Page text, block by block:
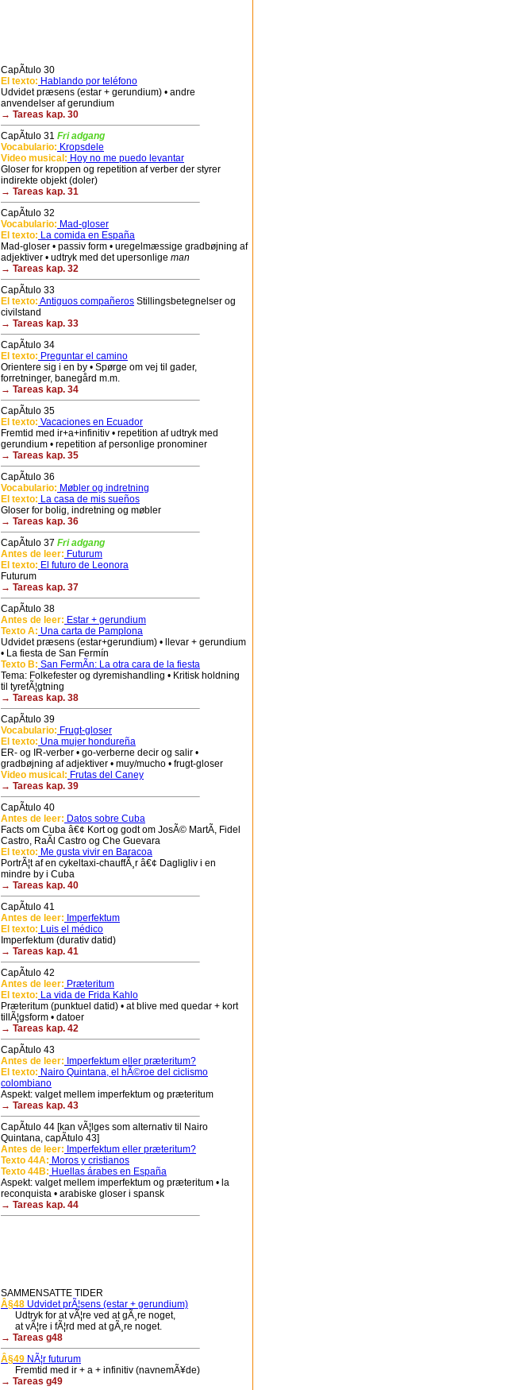
CapÃ­tulo 30
El texto: Hablando por teléfono
Udvidet præsens (estar + gerundium) • andre
anvendelser af gerundium
→ Tareas kap. 30
CapÃ­tulo 31 Fri adgang
Vocabulario: Kropsdele
Video musical: Hoy no me puedo levantar
Gloser for kroppen og repetition af verber der styrer
indirekte objekt (doler)
→ Tareas kap. 31
CapÃ­tulo 32
Vocabulario: Mad-gloser
El texto: La comida en España
Mad-gloser • passiv form • uregelmæssige gradbøjning af
adjektiver • udtryk med det upersonlige man
→ Tareas kap. 32
CapÃ­tulo 33
El texto: Antiguos compañeros Stillingsbetegnelser og
civilstand
→ Tareas kap. 33
CapÃ­tulo 34
El texto: Preguntar el camino
Orientere sig i en by • Spørge om vej til gader,
forretninger, banegård m.m.
→ Tareas kap. 34
CapÃ­tulo 35
El texto: Vacaciones en Ecuador
Fremtid med ir+a+infinitiv • repetition af udtryk med
gerundium • repetition af personlige pronominer
→ Tareas kap. 35
CapÃ­tulo 36
Vocabulario: Møbler og indretning
El texto: La casa de mis sueños
Gloser for bolig, indretning og møbler
→ Tareas kap. 36
CapÃ­tulo 37 Fri adgang
Antes de leer: Futurum
El texto: El futuro de Leonora
Futurum
→ Tareas kap. 37
CapÃ­tulo 38
Antes de leer: Estar + gerundium
Texto A: Una carta de Pamplona
Udvidet præsens (estar+gerundium) • llevar + gerundium
• La fiesta de San Fermín
Texto B: San FermÃ­n: La otra cara de la fiesta
Tema: Folkefester og dyremishandling • Kritisk holdning
til tyrefÃ¦gtning
→ Tareas kap. 38
CapÃ­tulo 39
Vocabulario: Frugt-gloser
El texto: Una mujer hondureña
ER- og IR-verber • go-verberne decir og salir •
gradbøjning af adjektiver • muy/mucho • frugt-gloser
Video musical: Frutas del Caney
→ Tareas kap. 39
CapÃ­tulo 40
Antes de leer: Datos sobre Cuba
Facts om Cuba â€¢ Kort og godt om JosÃ© MartÃ­, Fidel
Castro, RaÃ­l Castro og Che Guevara
El texto: Me gusta vivir en Baracoa
PortrÃ¦t af en cykeltaxi-chauffÃ¸r â€¢ Dagligliv i en
mindre by i Cuba
→ Tareas kap. 40
CapÃ­tulo 41
Antes de leer: Imperfektum
El texto: Luis el médico
Imperfektum (durativ datid)
→ Tareas kap. 41
CapÃ­tulo 42
Antes de leer: Præteritum
El texto: La vida de Frida Kahlo
Præteritum (punktuel datid) • at blive med quedar + kort
tillÃ¦gsform • datoer
→ Tareas kap. 42
CapÃ­tulo 43
Antes de leer: Imperfektum eller præteritum?
El texto: Nairo Quintana, el hÃ©roe del ciclismo
colombiano
Aspekt: valget mellem imperfektum og præteritum
→ Tareas kap. 43
CapÃ­tulo 44 [kan vÃ¦lges som alternativ til Nairo
Quintana, capÃ­tulo 43]
Antes de leer: Imperfektum eller præteritum?
Texto 44A: Moros y cristianos
Texto 44B: Huellas árabes en España
Aspekt: valget mellem imperfektum og præteritum • la
reconquista • arabiske gloser i spansk
→ Tareas kap. 44
SAMMENSATTE TIDER
Â§48 Udvidet prÃ¦sens (estar + gerundium)
Udtryk for at vÃ¦re ved at gÃ¸re noget,
at vÃ¦re i fÃ¦rd med at gÃ¸re noget.
→ Tareas g48
Â§49 NÃ¦r futurum
Fremtid med ir + a + infinitiv (navnemÃ¥de)
→ Tareas g49